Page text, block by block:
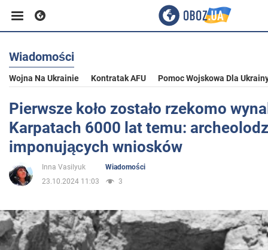
Biznes
Sport
Rozrywka
Życie
Polityka
Wiadomości
Wojna Na Ukrainie Kontratak AFU Pomoc Wojskowa Dla
Pierwsze koło zostało rzekomo
Karpatach 6000 lat temu:
imponujących wniosków
Inna Vasilyuk
Wiadomości
23.10.2024 11:03
3